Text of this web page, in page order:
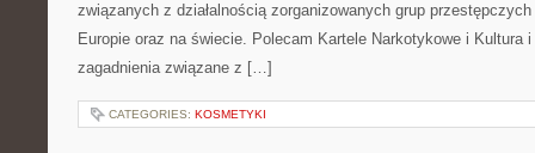
związanych z działalnością zorganizowanych grup
Europie oraz na świecie. Polecam Kartele Narkotykowe i Kultura
zagadnienia związane z […]
CATEGORIES: KOSMETYKI